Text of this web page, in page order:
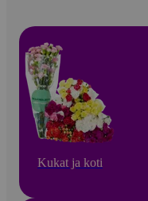
Kukat ja koti